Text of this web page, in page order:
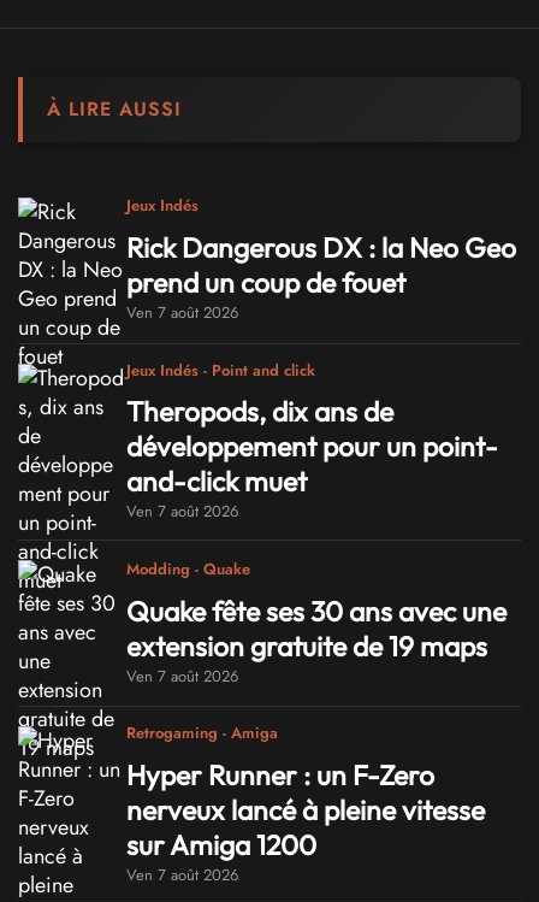
À LIRE AUSSI
Jeux Indés
Rick Dangerous DX : la Neo Geo
prend un coup de fouet
Ven 7 août 2026
Jeux Indés - Point and click
Theropods, dix ans de
développement pour un point-
and-click muet
Ven 7 août 2026
Modding - Quake
Quake fête ses 30 ans avec une
extension gratuite de 19 maps
Ven 7 août 2026
Retrogaming - Amiga
Hyper Runner : un F-Zero
nerveux lancé à pleine vitesse
sur Amiga 1200
Ven 7 août 2026